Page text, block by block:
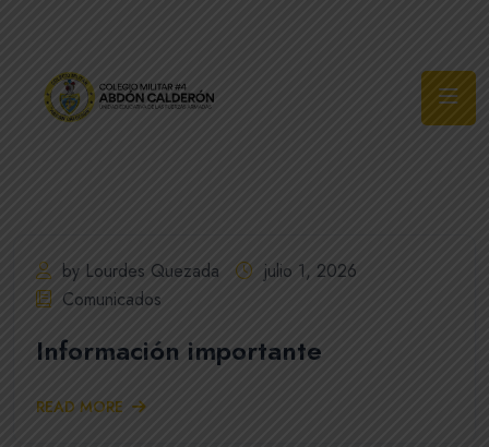
by Lourdes Quezada
julio 1, 2026
Comunicados
Información importante
READ MORE